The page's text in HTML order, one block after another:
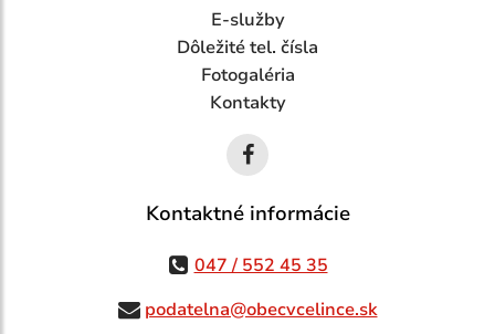
E-služby
Dôležité tel. čísla
Fotogaléria
Kontakty
Kontaktné informácie
047 / 552 45 35
podatelna@obecvcelince.sk